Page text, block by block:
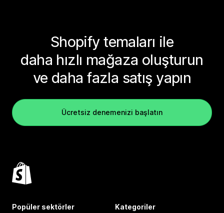
Shopify temaları ile
daha hızlı mağaza oluşturun
ve daha fazla satış yapın
Ücretsiz denemenizi başlatın
Popüler sektörler Kategoriler